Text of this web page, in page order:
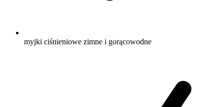
myjki ciśnieniowe zimne i gorącowodne